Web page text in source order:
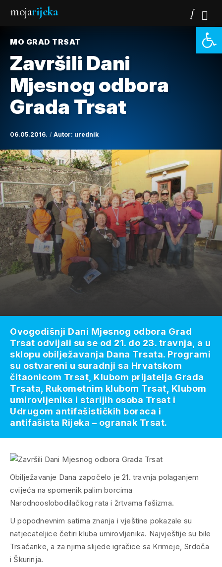
mojarijeka
MO GRAD TRSAT
Završili Dani
Mjesnog odbora
Grada Trsat
06.05.2016. Autor: urednik
Obilježavanje Dana započelo je 21. travnja polaganjem
cvijeća na spomenik palim borcima
Narodnooslobodilačkog rata i žrtvama fašizma.
U popodnevnim satima znanja i vještine pokazale su
natjecateljice četiri kluba umirovljenika. Najvještije su bile
Trsaćanke, a za njima slijede igračice sa Krimeje, Srdoča
i Škurinja.
Ovogodišnji Dani Mjesnog odbora Grad
Trsat odvijali su se od 21. do 23. travnja, a u
sklopu obilježavanja Dana Trsata. Programi
su ostvareni u suradnji sa Hrvatskom
čitaonicom Trsat, Klubom prijatelja Grada
Trsata, Rukometnim klubom Trsat, Klubom
umirovljenika i starijih osoba Trsat i
Udrugom antifašističkih boraca i
antifašista Rijeka – ogranak Trsat.